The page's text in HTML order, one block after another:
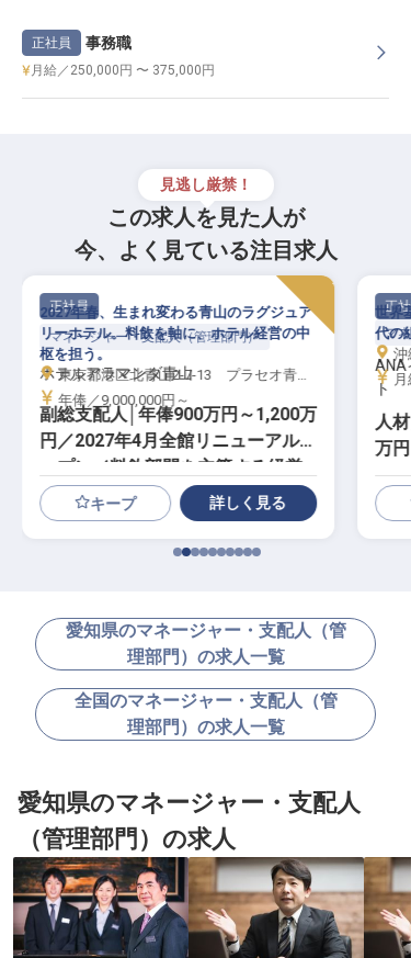
正社員 事務職
月給／250,000円 〜 375,000円
見逃し厳禁！
この求人を見た人が
今、よく見ている注目求人
正社員
マネージャー・支配人（管理部門）
ホテルアラマンダ青山
副総支配人│年俸900万円～1,200万
円／2027年4月全館リニューアルオ
ープン／料飲部門を主管する経営
幹部
2027年春、生まれ変わる青山のラグジュア
リーホテル。料飲を軸に、ホテル経営の中
枢を担う。
東京都港区北青山2-7-13 プラセオ青山ビル
年俸／9,000,000円～
キープ 詳しく見る
正社
マ
ANA
ト
人
万
世界
代の
沖
愛知県のマネージャー・支配人（管
理部門）の求人一覧
全国のマネージャー・支配人（管
理部門）の求人一覧
愛知県のマネージャー・支配人
（管理部門）の求人